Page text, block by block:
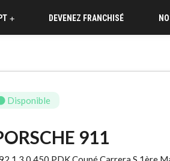
+ DEVENEZ FRANCHISÉ
Disponible
911